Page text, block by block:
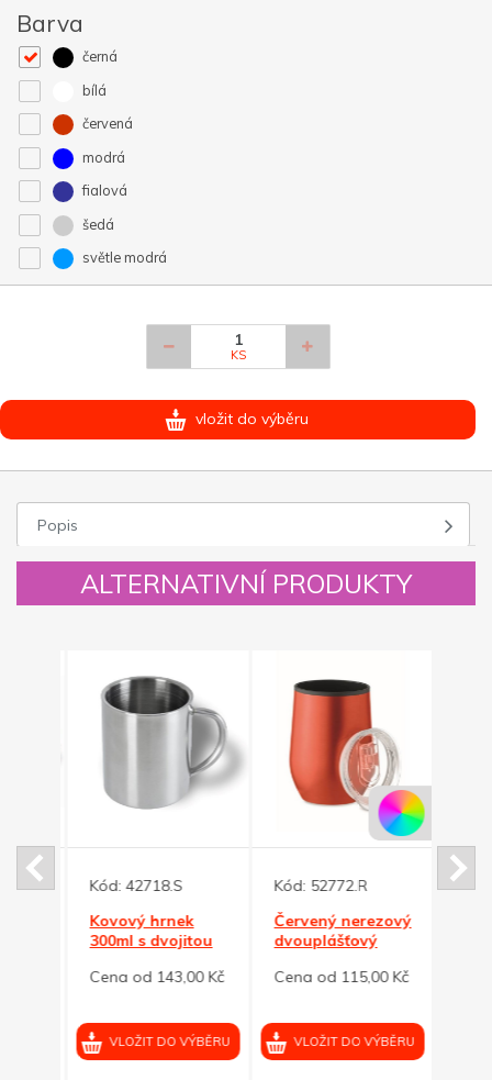
Barva
černá
bílá
červená
modrá
fialová
šedá
světle modrá
KS
vložit do výběru
Popis
ALTERNATIVNÍ PRODUKTY
Kód:42718.S
Kovový hrnek
300ml s dvojitou
oceli
Cena od 143,00 Kč
VLOŽIT DO VÝBĚRU
Kód:52772.R
Červený nerezový
dvouplášťový
Cena od 115,00 Kč
VLOŽIT DO VÝBĚRU
Kód: